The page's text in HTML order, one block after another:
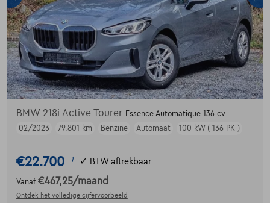
BMW 218i Active Tourer Essence Automatique 136 cv
02/2023
79.801 km Benzine Automaat 100 kW ( 136 PK )
€22.700 1 ✓ BTW aftrekbaar
Vanaf €467,25/maand
Ontdek het volledige cijfervoorbeeld